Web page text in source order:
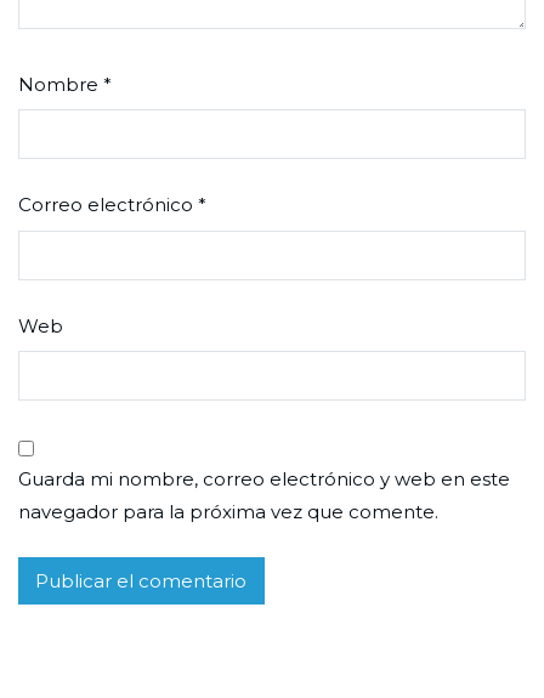
Nombre *
Correo electrónico *
Web
Guarda mi nombre, correo electrónico y web en este
navegador para la próxima vez que comente.